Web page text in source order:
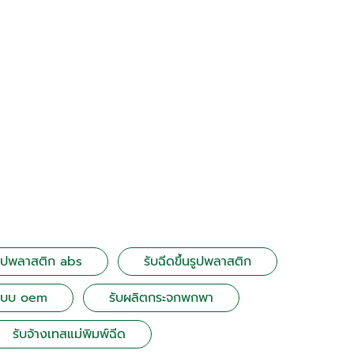
พลาสติก abs
รับฉีดขึ้นรูปพลาสติก
บ oem
รับผลิตกระจกพกพา
รับจ้างเทสแม่พิมพ์ฉีด